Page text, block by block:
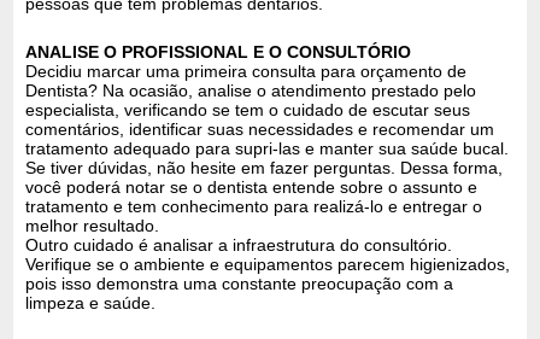
ANALISE O PROFISSIONAL E O CONSULTÓRIO
Decidiu marcar uma primeira consulta para orçamento de
Dentista? Na ocasião, analise o atendimento prestado pelo
especialista, verificando se tem o cuidado de escutar seus
comentários, identificar suas necessidades e recomendar um
tratamento adequado para supri-las e manter sua saúde bucal.
Se tiver dúvidas, não hesite em fazer perguntas. Dessa forma,
você poderá notar se o dentista entende sobre o assunto e
tratamento e tem conhecimento para realizá-lo e entregar o
melhor resultado.
Outro cuidado é analisar a infraestrutura do consultório.
Verifique se o ambiente e equipamentos parecem higienizados,
pois isso demonstra uma constante preocupação com a
limpeza e saúde.